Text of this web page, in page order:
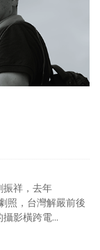
振祥，去年
照，台灣解嚴前後
影橫跨電...